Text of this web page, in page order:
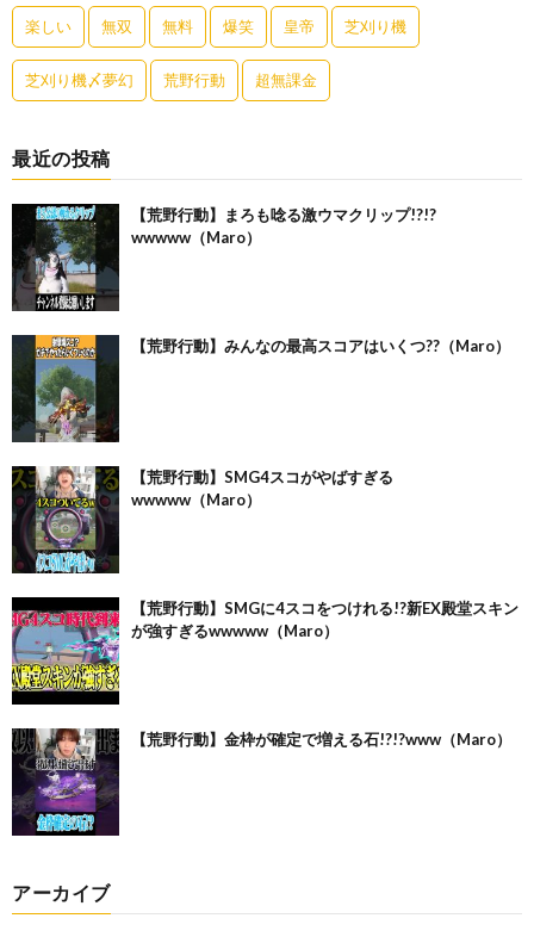
楽しい 無双 無料 爆笑 皇帝 芝刈り機
芝刈り機〆夢幻 荒野行動 超無課金
最近の投稿
【荒野行動】まろも唸る激ウマクリップ!?!?
wwwww（Maro）
【荒野行動】みんなの最高スコアはいくつ??（Maro）
【荒野行動】SMG4スコがやばすぎる
wwwww（Maro）
【荒野行動】SMGに4スコをつけれる!?新EX殿堂スキン
が強すぎるwwwww（Maro）
【荒野行動】金枠が確定で増える石!?!?www（Maro）
アーカイブ